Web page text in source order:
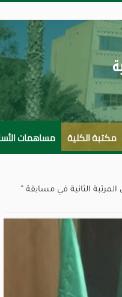
مكتبة الكلية مساهمات
الثانية في مسابقة ”